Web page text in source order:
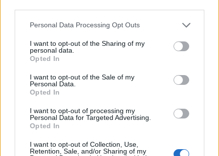
Please note that this website/app uses one or more Google
not limited to your visit or usage behaviour. You may click to
grant or deny consent to Google and its third-party tags to
use your data for below specified purposes in below Google
consent section.
Personal Data Processing Opt Outs
I want to opt-out of the Sharing of my
personal data.
Opted In
I want to opt-out of the Sale of my
Personal Data.
Opted In
I want to opt-out of processing my
Personal Data for Targeted Advertising.
Opted In
I want to opt-out of Collection, Use,
Retention, Sale, and/or Sharing of my
közösségi tere
Egy trendhagyó karácsony margójára
Szólj hozzá!